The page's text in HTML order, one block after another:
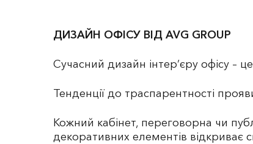
ДИЗАЙН ОФІСУ ВІД AVG GROUP
Сучасний дизайн інтер’єру офісу –
Тенденції до траспарентності
Кожний кабінет, переговорна чи
декоративних елементів відкриває